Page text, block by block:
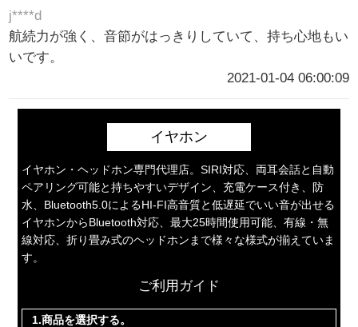
j****d
航続力が強く、音節がはっきりしていて、持ち心地もい
いです。
2021-01-04 06:00:09
イヤホン
イヤホン・ヘッドホン専門代理店。SIRI対応、両耳会話と自動
ペアリング可能と持ちやすいデザイン、充電ケース付き、防
水、Bluetooth5.0によるHI-FI高音質と低遅延でいい音が出せる
イヤホンからBluetooth対応、最大25時間使用可能、有線・無
線対応、折り畳み式のヘッドホンまで様々な様式が揃えていま
す。
ご利用ガイド
1.商品を選択する。